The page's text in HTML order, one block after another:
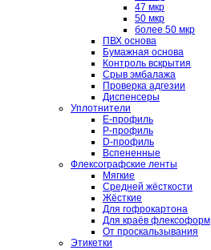
47 мкр
50 мкр
более 50 мкр
ПВХ основа
Бумажная основа
Контроль вскрытия
Срыв эмбалажа
Проверка адгезии
Диспенсеры
Уплотнители
E-профиль
P-профиль
D-профиль
Вспененные
Флексографские ленты
Мягкие
Средней жёсткости
Жёсткие
Для гофрокартона
Для краёв флексоформ
От проскальзывания
Этикетки